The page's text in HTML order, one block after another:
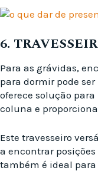
6.
Para as grávidas,
para dormir pode
oferece solução
coluna e
Este travesseiro
a encontrar
também é ideal